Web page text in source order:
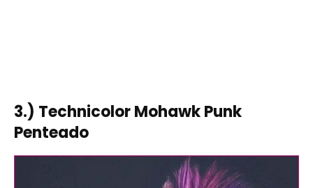
3.) Technicolor Mohawk Punk
Penteado